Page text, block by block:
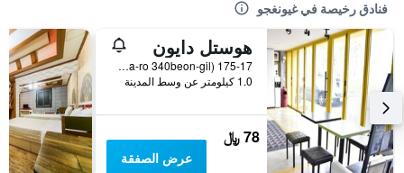
فنادق رخيصة في غيونغجو
هوستل دايون
175-17 Seongdong-Dong (12, Wonhwa-ro 340beon-gil), غيونغجو, كوريا الجنوبية
1.0 كيلومتر عن وسط المدينة
78 ﷼
عرض الصفقة